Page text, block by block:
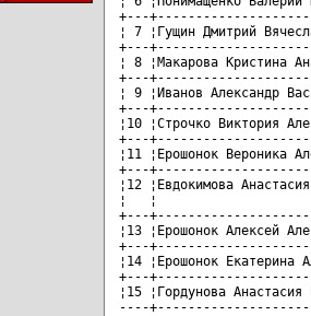
+---
¦ 7 ¦Гущин Дмитрий
+---
¦ 8 ¦Макарова
+---
¦ 9 ¦Иванов Александр
+---
¦10 ¦Строчко
+---
¦11 ¦Ерошонок
+---
¦12 ¦Евдокимова
¦   ¦
+---
¦13 ¦Ерошонок Алексей
+---
¦14 ¦Ерошонок
+---
¦15 ¦Гордунова
----